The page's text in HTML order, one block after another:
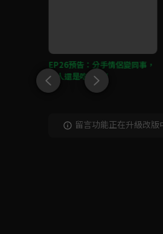
EP26預告：分手情侶變同事，
有人還是吃醋了！
留言功能正在升級改版